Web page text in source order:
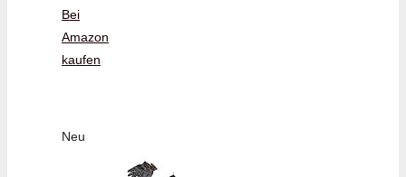
Bei
Amazon
kaufen
Neu